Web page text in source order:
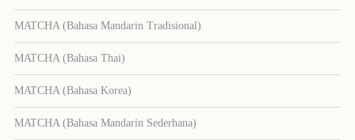
MATCHA (Bahasa Mandarin Tradisional)
MATCHA (Bahasa Thai)
MATCHA (Bahasa Korea)
MATCHA (Bahasa Mandarin Sederhana)